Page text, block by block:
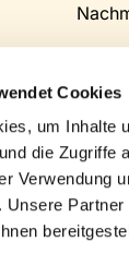
Cookies
um Inhalte
die Zugriffe
Verwendung
Unsere
Fax:
Mail: